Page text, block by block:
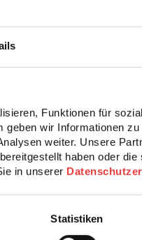
Funktionen für
wir Informationen
weiter. Unsere
haben oder
in unserer
Statistiken
d) Elektrotechnik